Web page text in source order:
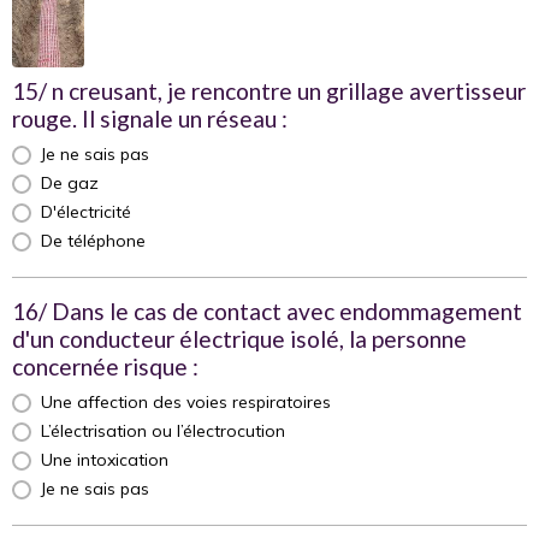
15/ n creusant, je rencontre un grillage avertisseur
rouge. Il signale un réseau :
Je ne sais pas
De gaz
D'électricité
De téléphone
16/ Dans le cas de contact avec endommagement
d'un conducteur électrique isolé, la personne
concernée risque :
Une affection des voies respiratoires
L’électrisation ou l’électrocution
Une intoxication
Je ne sais pas